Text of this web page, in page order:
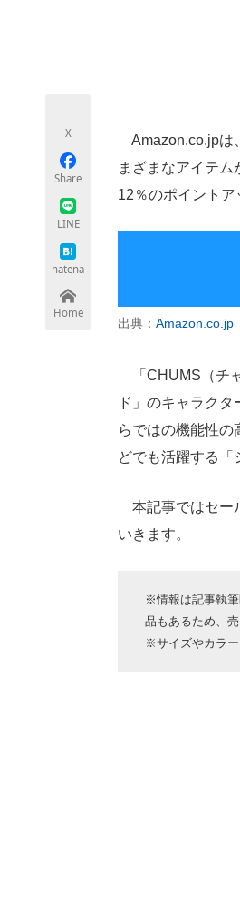
モノづくり技術者
X
Share
LINE
hatena
Home
Amazon.co.jpは
まざまなアイテ
12％のポイントア
出典： Amazon.co.jp
「CHUMS（チ
ド」のキャラク
らではの機能性
どでも活躍する「
本記事ではセー
いきます。
※情報は記事執
品もあるため、
※サイズやカラー